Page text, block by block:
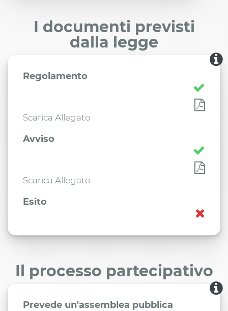
I documenti previsti
dalla legge
Regolamento
Scarica Allegato
Avviso
Scarica Allegato
Esito
Il processo partecipativo
Prevede un'assemblea pubblica